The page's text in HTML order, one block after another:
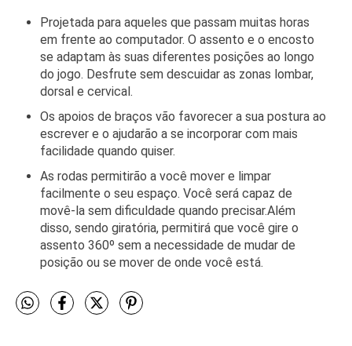
Projetada para aqueles que passam muitas horas
em frente ao computador. O assento e o encosto
se adaptam às suas diferentes posições ao longo
do jogo. Desfrute sem descuidar as zonas lombar,
dorsal e cervical.
Os apoios de braços vão favorecer a sua postura ao
escrever e o ajudarão a se incorporar com mais
facilidade quando quiser.
As rodas permitirão a você mover e limpar
facilmente o seu espaço. Você será capaz de
movê-la sem dificuldade quando precisar.Além
disso, sendo giratória, permitirá que você gire o
assento 360º sem a necessidade de mudar de
posição ou se mover de onde você está.